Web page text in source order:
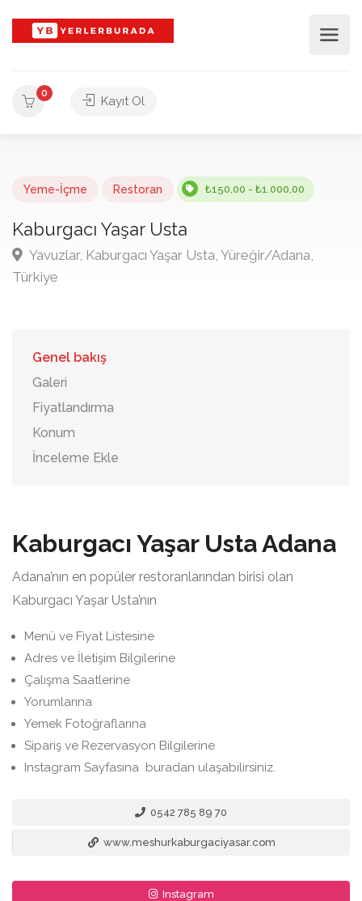
0
Kayıt Ol
Yeme-İçme Restoran ₺150,00 - ₺1.000,00
Kaburgacı Yaşar Usta
Yavuzlar, Kaburgacı Yaşar Usta, Yüreğir/Adana,
Türkiye
Genel bakış
Galeri
Fiyatlandırma
Konum
İnceleme Ekle
Kaburgacı Yaşar Usta Adana
Adana’nın en popüler restoranlarından birisi olan
Kaburgacı Yaşar Usta’nın
Menü ve Fiyat Listesine
Adres ve İletişim Bilgilerine
Çalışma Saatlerine
Yorumlarına
Yemek Fotoğraflarına
Sipariş ve Rezervasyon Bilgilerine
Instagram Sayfasına buradan ulaşabilirsiniz.
0542 785 89 70
www.meshurkaburgaciyasar.com
Instagram